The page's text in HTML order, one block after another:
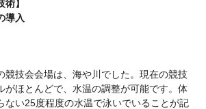
】
導入
競技会会場は、海や川でした。現在の競技
がほとんどで、水温の調整が可能です。体
ない25度程度の水温で泳いでいることが記